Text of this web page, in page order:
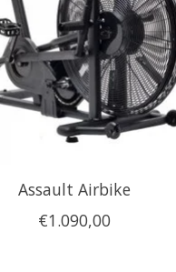
Assault Airbike
€1.090,00